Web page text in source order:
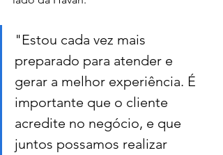
"Estou cada vez mais
preparado para atender e
gerar a melhor experiência. É
importante que o cliente
acredite no negócio, e que
juntos possamos realizar